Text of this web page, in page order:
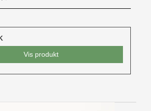
Vis produkt